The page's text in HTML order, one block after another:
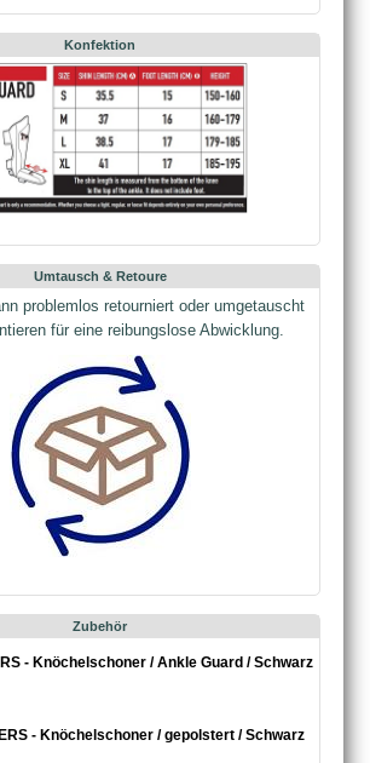
Konfektion
Umtausch & Retoure
problemlos retourniert oder umgetauscht
für eine reibungslose Abwicklung.
Zubehör
- Knöchelschoner / Ankle Guard / Schwarz
- Knöchelschoner / gepolstert / Schwarz